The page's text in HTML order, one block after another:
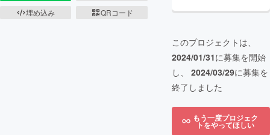
埋め込み
QRコード
このプロジェクトは、
2024/01/31に募集を開始
し、 2024/03/29に募集を
終了しました
もう一度プロジェク
トをやってほしい